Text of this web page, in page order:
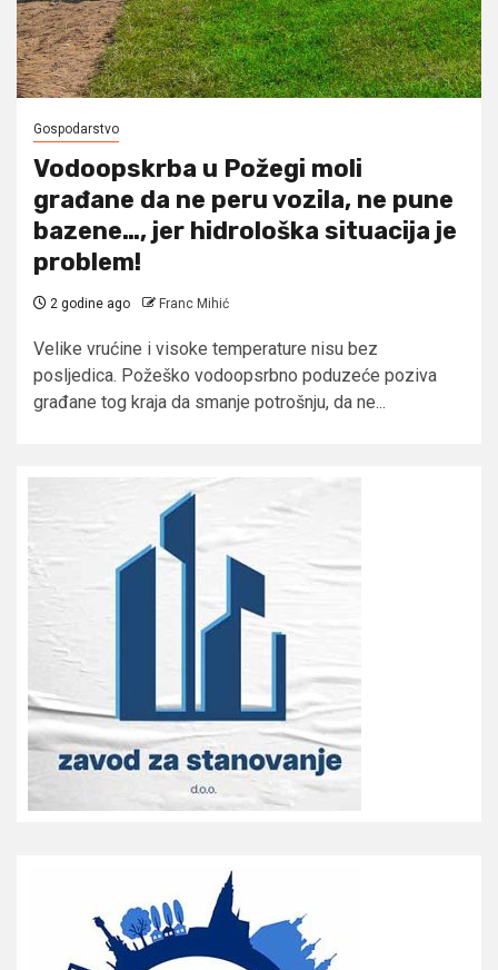
Gospodarstvo
Vodoopskrba u Požegi moli
građane da ne peru vozila, ne pune
bazene…, jer hidrološka situacija je
problem!
2 godine ago Franc Mihić
Velike vrućine i visoke temperature nisu bez
posljedica. Požeško vodoopsrbno poduzeće poziva
građane tog kraja da smanje potrošnju, da ne...